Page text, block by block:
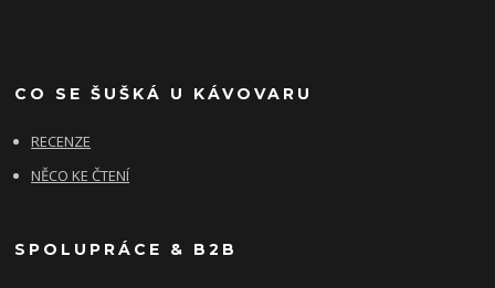
CO SE ŠUŠKÁ U KÁVOVARU
RECENZE
NĚCO KE ČTENÍ
SPOLUPRÁCE & B2B